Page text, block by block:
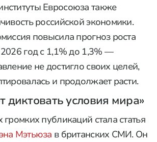
Евросоюза также
российской экономики.
повысила прогноз роста
год с 1,1% до 1,3% —
не достигло своих целей,
и продолжает расти.
диктовать условия мира»
публикаций стала статья
Мэтьюза в британских СМИ. Он